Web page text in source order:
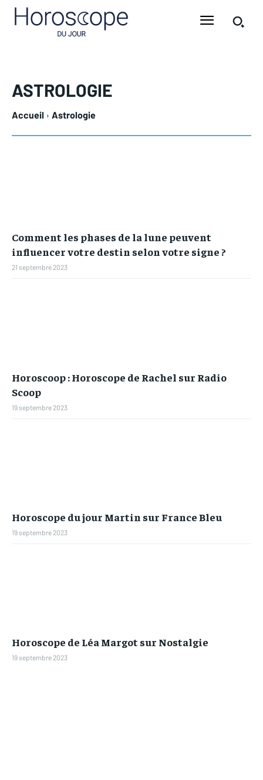
ASTROLOGIE
Accueil Astrologie
Comment les phases de la lune peuvent
influencer votre destin selon votre signe ?
21 septembre 2023
Horoscoop : Horoscope de Rachel sur Radio
Scoop
19 septembre 2023
Horoscope du jour Martin sur France Bleu
19 septembre 2023
Horoscope de Léa Margot sur Nostalgie
19 septembre 2023